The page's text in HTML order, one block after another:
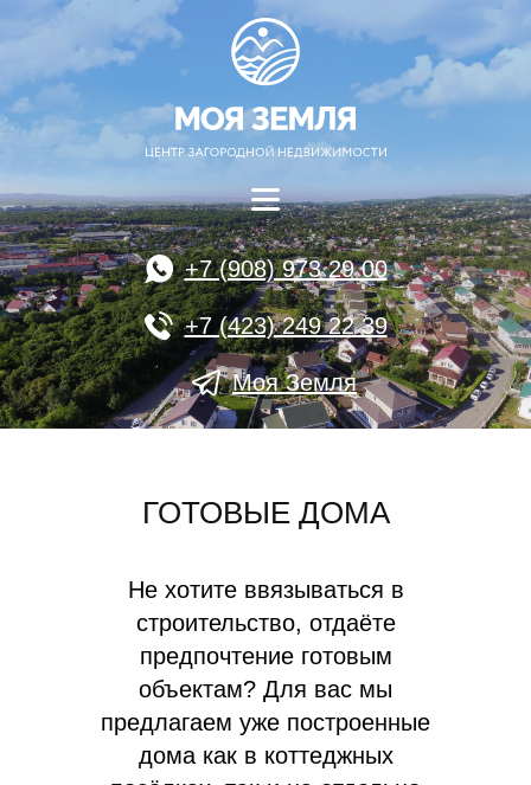
+7 (908) 973 29 00
+7 (423) 249 22 39
Моя Земля
ГОТОВЫЕ ДОМА
Не хотите ввязываться в
строительство, отдаёте
предпочтение готовым
объектам? Для вас мы
предлагаем уже построенные
дома как в коттеджных